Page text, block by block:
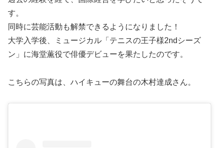
す。
同時に芸能活動も解禁できるようになりました！
大学入学後、ミュージカル「テニスの王子様2ndシーズ
ン」に海堂薫役で俳優デビューを果たしたのです。
こちらの写真は、ハイキューの舞台の木村達成さん。